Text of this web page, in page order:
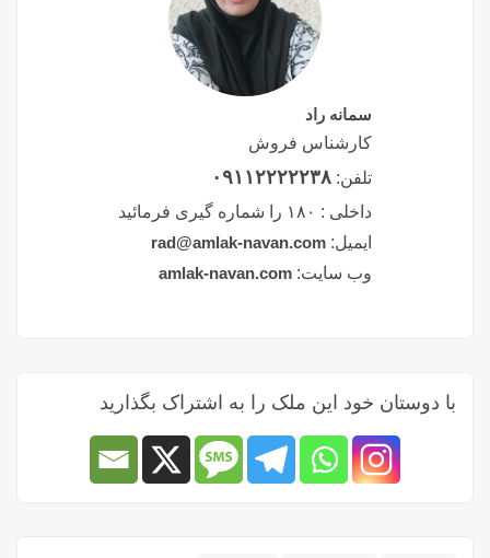
سمانه راد
کارشناس فروش
تلفن: ۰۹۱۱۲۲۲۲۲۳۸
داخلی : ۱۸۰ را شماره گیری فرمائید
ایمیل: rad@amlak-navan.com
وب سایت: amlak-navan.com
با دوستان خود این ملک را به اشتراک بگذارید